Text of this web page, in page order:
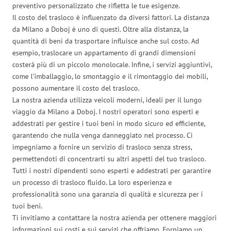
preventivo personalizzato che rifletta le tue esigenze.
Il costo del trasloco è influenzato da diversi fattori. La distanza
da Milano a Doboj è uno di questi. Oltre alla distanza, la
quantità di beni da trasportare influisce anche sul costo. Ad
esempio, traslocare un appartamento di grandi dimensioni
costerà più di un piccolo monolocale. Infine, i servizi aggiuntivi,
come l’imballaggio, lo smontaggio e il rimontaggio dei mobili,
possono aumentare il costo del trasloco.
La nostra azienda utilizza veicoli moderni, ideali per il lungo
viaggio da Milano a Doboj. I nostri operatori sono esperti e
addestrati per gestire i tuoi beni in modo sicuro ed efficiente,
garantendo che nulla venga danneggiato nel processo. Ci
impegniamo a fornire un servizio di trasloco senza stress,
permettendoti di concentrarti su altri aspetti del tuo trasloco.
Tutti i nostri dipendenti sono esperti e addestrati per garantire
un processo di trasloco fluido. La loro esperienza e
professionalità sono una garanzia di qualità e sicurezza per i
tuoi beni.
Ti invitiamo a contattare la nostra azienda per ottenere maggiori